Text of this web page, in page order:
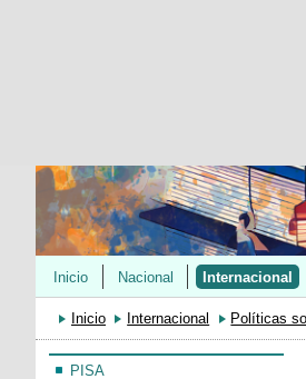
Inicio Nacional Internacional
Inicio Internacional Políticas
PISA